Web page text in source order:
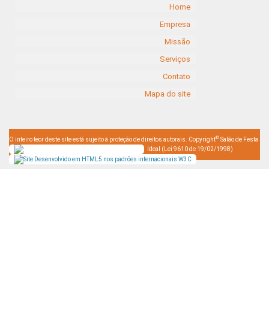
Home
Empresa
Missão
Serviços
Contato
Mapa do site
O inteiro teor deste site está sujeito à proteção de direitos autorais. Copyright© Salão de Festa
Ideal (Lei 9610 de 19/02/1998)